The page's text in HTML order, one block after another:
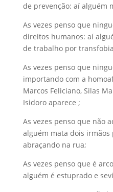
de prevenção: aí alguém
As vezes penso que
direitos humanos: aí
de trabalho por
As vezes penso que
importando com a
Marcos Feliciano, Silas
Isidoro aparece ;
As vezes penso que não
alguém mata dois irmãos
abraçando na rua;
As vezes penso que é
alguém é estuprado e